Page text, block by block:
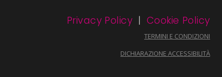
Privacy Policy | Cookie Policy
TERMINI E CONDIZIONI
DICHIARAZIONE ACCESSIBILITÀ